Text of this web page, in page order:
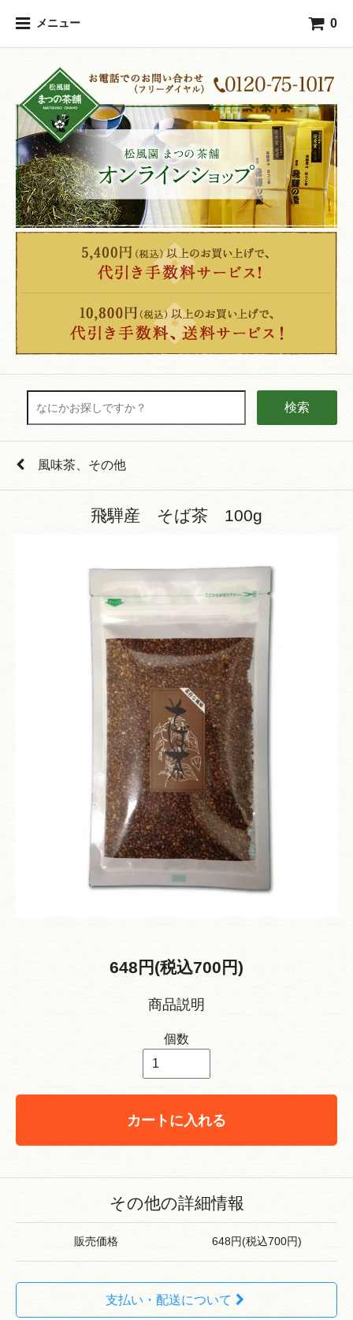
メニュー 0
検索
風味茶、その他
飛騨産 そば茶 100g
648円(税込700円)
商品説明
個数
カートに入れる
その他の詳細情報
販売価格 648円(税込700円)
支払い・配送について